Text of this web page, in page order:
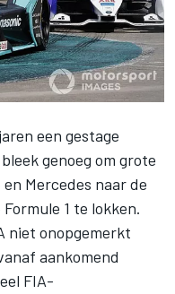
een gestage
genoeg om grote
Mercedes naar de
1 te lokken.
niet onopgemerkt
aankomend
FIA-